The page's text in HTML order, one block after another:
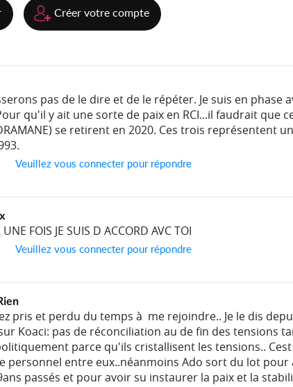
Créer votre compte
pas de le dire et de le répéter. Je suis en phase
qu'il y ait une sorte de paix en RCI...il faudrait que
se retirent en 2020. Ces trois représentent
Veuillez vous connecter pour répondre
FOIS JE SUIS D ACCORD AVC TOI
Veuillez vous connecter pour répondre
pris et perdu du temps à me rejoindre.. Je le dis
Koaci: pas de réconciliation au de fin des tensions
parce qu'ils cristallisent les tensions..
personnel entre eux..néanmoins Ado sort du lot
passés et pour avoir su instaurer la paix et la